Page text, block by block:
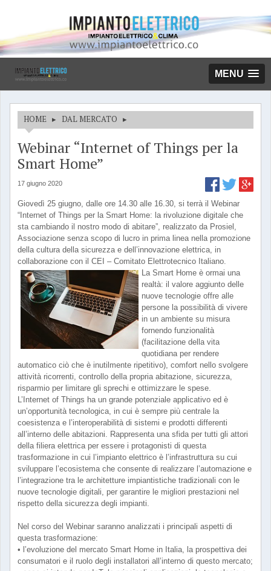
MENU
HOME ▸ DAL MERCATO ▸
Webinar “Internet of Things per la
Smart Home”
17 giugno 2020
Giovedì 25 giugno, dalle ore 14.30 alle 16.30, si terrà il Webinar
“Internet of Things per la Smart Home: la rivoluzione digitale che
sta cambiando il nostro modo di abitare”, realizzato da Prosiel,
Associazione senza scopo di lucro in prima linea nella promozione
della cultura della sicurezza e dell’innovazione elettrica, in
collaborazione con il CEI – Comitato Elettrotecnico Italiano.
La Smart Home è ormai una
realtà: il valore aggiunto delle
nuove tecnologie offre alle
persone la possibilità di vivere
in un ambiente su misura
fornendo funzionalità
(facilitazione della vita
quotidiana per rendere
automatico ciò che è inutilmente ripetitivo), comfort nello svolgere
attività ricorrenti, controllo della propria abitazione, sicurezza,
risparmio per limitare gli sprechi e ottimizzare le spese.
L’Internet of Things ha un grande potenziale applicativo ed è
un’opportunità tecnologica, in cui è sempre più centrale la
coesistenza e l’interoperabilità di sistemi e prodotti differenti
all’interno delle abitazioni. Rappresenta una sfida per tutti gli attori
della filiera elettrica per essere i protagonisti di questa
trasformazione in cui l’impianto elettrico è l’infrastruttura su cui
sviluppare l’ecosistema che consente di realizzare l’automazione e
l’integrazione tra le architetture impiantistiche tradizionali con le
nuove tecnologie digitali, per garantire le migliori prestazioni nel
rispetto della sicurezza degli impianti.
Nel corso del Webinar saranno analizzati i principali aspetti di
questa trasformazione:
• l’evoluzione del mercato Smart Home in Italia, la prospettiva dei
consumatori e il ruolo degli installatori all’interno di questo mercato;